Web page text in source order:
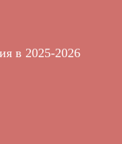
в 2025-2026